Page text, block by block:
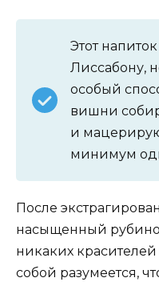
Этот
Лиссабону,
особый
вишни
и
минимум
После
насыщенный
никаких
собой разумеется,